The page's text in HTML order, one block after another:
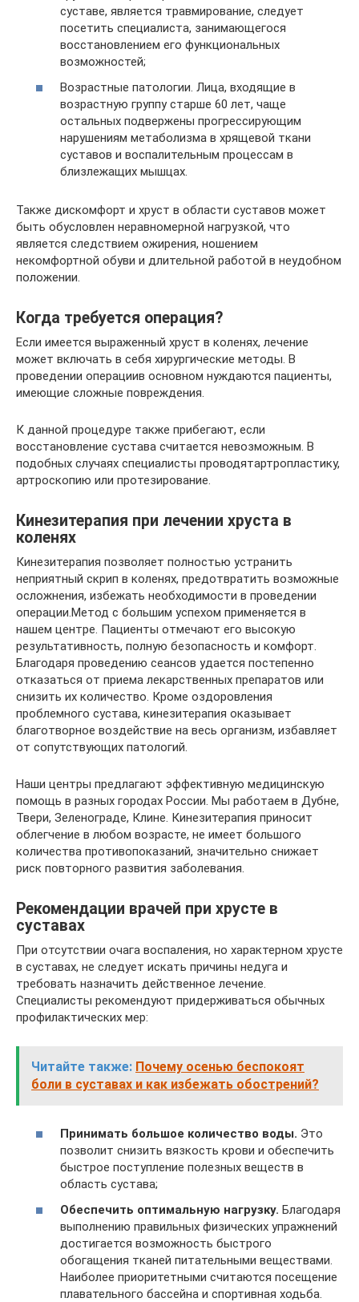
суставе, является травмирование, следует
посетить специалиста, занимающегося
восстановлением его функциональных
возможностей;
Возрастные патологии. Лица, входящие в
возрастную группу старше 60 лет, чаще
остальных подвержены прогрессирующим
нарушениям метаболизма в хрящевой ткани
суставов и воспалительным процессам в
близлежащих мышцах.
Также дискомфорт и хруст в области суставов может
быть обусловлен неравномерной нагрузкой, что
является следствием ожирения, ношением
некомфортной обуви и длительной работой в неудобном
положении.
Когда требуется операция?
Если имеется выраженный хруст в коленях, лечение
может включать в себя хирургические методы. В
проведении операциив основном нуждаются пациенты,
имеющие сложные повреждения.
К данной процедуре также прибегают, если
восстановление сустава считается невозможным. В
подобных случаях специалисты проводятартропластику,
артроскопию или протезирование.
Кинезитерапия при лечении хруста в
коленях
Кинезитерапия позволяет полностью устранить
неприятный скрип в коленях, предотвратить возможные
осложнения, избежать необходимости в проведении
операции.Метод с большим успехом применяется в
нашем центре. Пациенты отмечают его высокую
результативность, полную безопасность и комфорт.
Благодаря проведению сеансов удается постепенно
отказаться от приема лекарственных препаратов или
снизить их количество. Кроме оздоровления
проблемного сустава, кинезитерапия оказывает
благотворное воздействие на весь организм, избавляет
от сопутствующих патологий.
Наши центры предлагают эффективную медицинскую
помощь в разных городах России. Мы работаем в Дубне,
Твери, Зеленограде, Клине. Кинезитерапия приносит
облегчение в любом возрасте, не имеет большого
количества противопоказаний, значительно снижает
риск повторного развития заболевания.
Рекомендации врачей при хрусте в
суставах
При отсутствии очага воспаления, но характерном хрусте
в суставах, не следует искать причины недуга и
требовать назначить действенное лечение.
Специалисты рекомендуют придерживаться обычных
профилактических мер:
Читайте также: Почему осенью беспокоят
боли в суставах и как избежать обострений?
Принимать большое количество воды. Это
позволит снизить вязкость крови и обеспечить
быстрое поступление полезных веществ в
область сустава;
Обеспечить оптимальную нагрузку. Благодаря
выполнению правильных физических упражнений
достигается возможность быстрого
обогащения тканей питательными веществами.
Наиболее приоритетными считаются посещение
плавательного бассейна и спортивная ходьба.